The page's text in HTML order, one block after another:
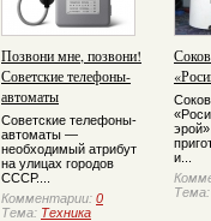
Позвони мне, позвони!
Советские телефоны-
автоматы
Советские телефоны-
автоматы —
необходимый атрибут
на улицах городов
СССР....
Комментарии: 0
Тема: Техника
и...